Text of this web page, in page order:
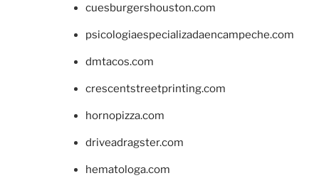
cuesburgershouston.com
psicologiaespecializadaencampeche.com
dmtacos.com
crescentstreetprinting.com
hornopizza.com
driveadragster.com
hematologa.com